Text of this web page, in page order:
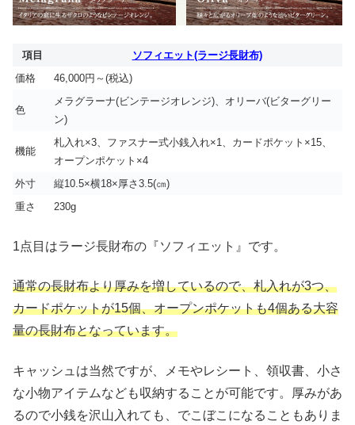
項目
ソフィエット(ラージ長財布)
価格
46,000円～(税込)
色
メラグラーナ(ビンテージオレンジ)、オリーバ(ビターグリー
ン)
機能
札入れ×3、ファスナー式小銭入れ×1、カードポケット×15、
オープンポケット×4
外寸
縦10.5×横18×厚さ3.5(㎝)
重さ
230g
1点目はラージ長財布の『ソフィエット』です。
通常の長財布より厚みを増しているので、札入れが3つ、
カードポケットが15個、オープンポケットも4個ある大容
量の長財布となっています。
キャッシュは当然ですが、メモやレシート、領収書、小さ
な小物アイテムなども収納することが可能です。厚みがあ
るので小銭を沢山入れても、でこぼこになることもありま